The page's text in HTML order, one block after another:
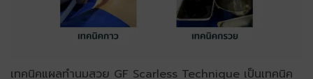
เทคนิคแผลทำนมสวย GF Scarless Technique เป็นเทคนิค